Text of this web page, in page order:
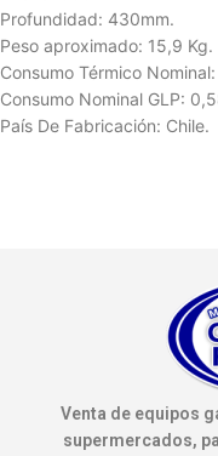
Profundidad: 430mm.
Peso aproximado: 15,9 Kg.
Consumo Térmico
Consumo Nominal GLP:
País De Fabricación: Chile.
Venta de equipos
supermercados,